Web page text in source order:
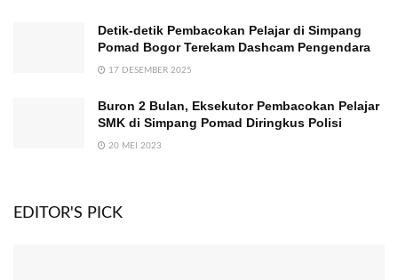
Detik-detik Pembacokan Pelajar di Simpang
Pomad Bogor Terekam Dashcam Pengendara
17 DESEMBER 2025
Buron 2 Bulan, Eksekutor Pembacokan Pelajar
SMK di Simpang Pomad Diringkus Polisi
20 MEI 2023
EDITOR'S PICK